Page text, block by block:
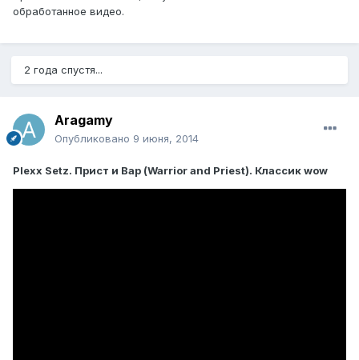
обработанное видео.
2 года спустя...
Aragamy
Опубликовано 9 июня, 2014
Plexx Setz. Прист и Вар (Warrior and Priest). Классик wow